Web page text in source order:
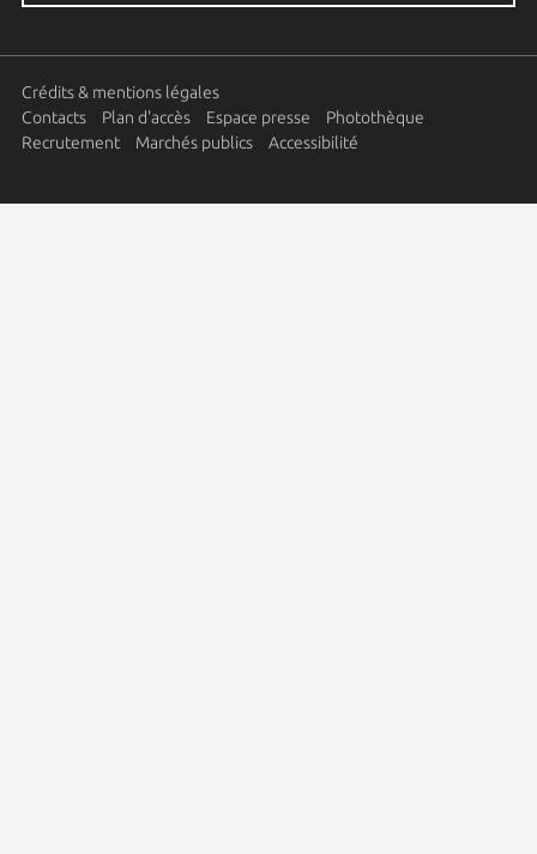
Crédits & mentions légales
Contacts
Plan d'accès Espace presse
Photothèque
Recrutement
Marchés publics Accessibilité